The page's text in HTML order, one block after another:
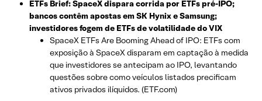
ETFs Brief: SpaceX dispara corrida por ETFs pré-IPO;
bancos contêm apostas em SK Hynix e Samsung;
investidores fogem de ETFs de volatilidade do VIX
SpaceX ETFs Are Booming Ahead of IPO: ETFs com
exposição à SpaceX disparam em captação à medida
que investidores se antecipam ao IPO, levantando
questões sobre como veículos listados precificam
ativos privados ilíquidos. (ETF.com)